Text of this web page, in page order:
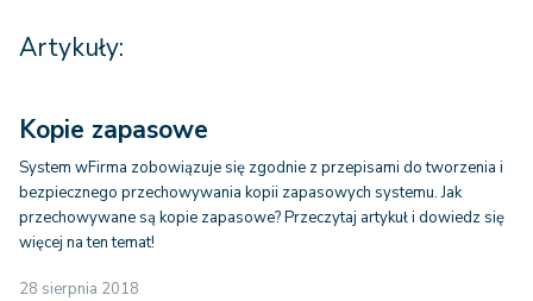
Artykuły:
Kopie zapasowe
System wFirma zobowiązuje się zgodnie z przepisami do tworzenia i
bezpiecznego przechowywania kopii zapasowych systemu. Jak
przechowywane są kopie zapasowe? Przeczytaj artykuł i dowiedz się
więcej na ten temat!
28 sierpnia 2018